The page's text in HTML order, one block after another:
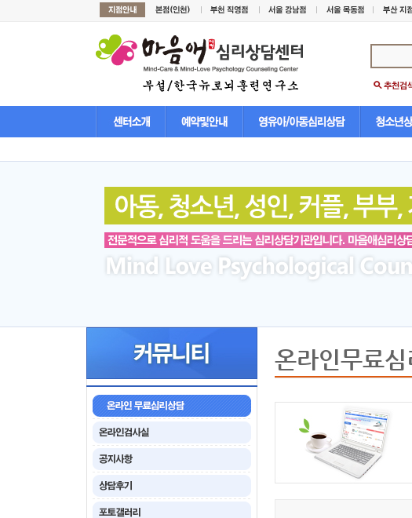
온라인무료